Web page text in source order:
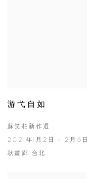
游弋自如
蘇笑柏新作選
2021年1月2日 - 2月6日
耿畫廊 台北